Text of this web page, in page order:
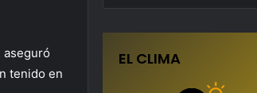
aseguró
tenido en
EL CLIMA